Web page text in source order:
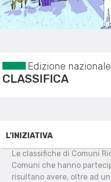
Edizione nazionale
CLASSIFICA
L’INIZIATIVA
Le classifiche di Comuni
Comuni che hanno
risultano avere, oltre ad